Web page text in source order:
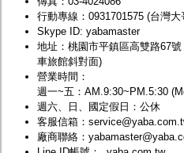
投光設備
防護罩及支架
多路攝影機單軸傳輸
監聽器.麥克風
網路設備
視訊轉換設備
雙絞線傳輸器
雜訊改善器
分配放大器
網路線用水晶頭
行動專線： 0931701575 (台灣大
Skype ID: yabamaster
地址：桃園市平鎮區高雙路67號
車旅館斜對面)
營業時間：
週一~五：AM.9:30~PM.5:30
週六、日、國定假日：公休
客服信箱：
廠商聯絡：